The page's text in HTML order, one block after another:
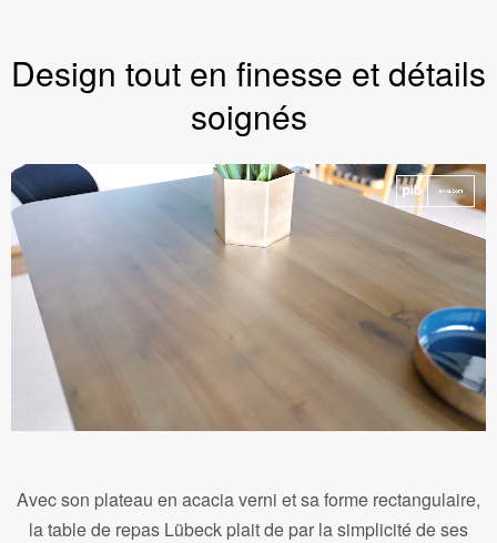
Design tout en finesse et détails
soignés
Avec son plateau en acacia verni et sa forme rectangulaire,
la table de repas Lübeck plait de par la simplicité de ses